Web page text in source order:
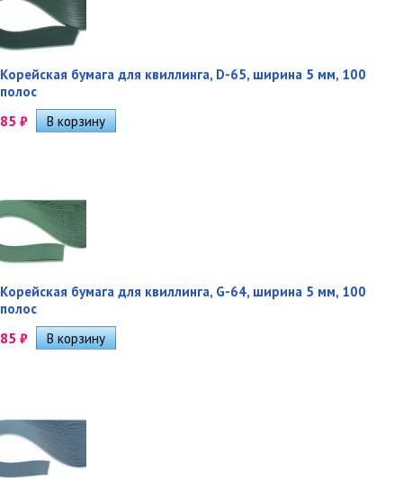
Корейская бумага для квиллинга, D-65, ширина 5 мм, 100
полос
85 ₽
Корейская бумага для квиллинга, G-64, ширина 5 мм, 100
полос
85 ₽